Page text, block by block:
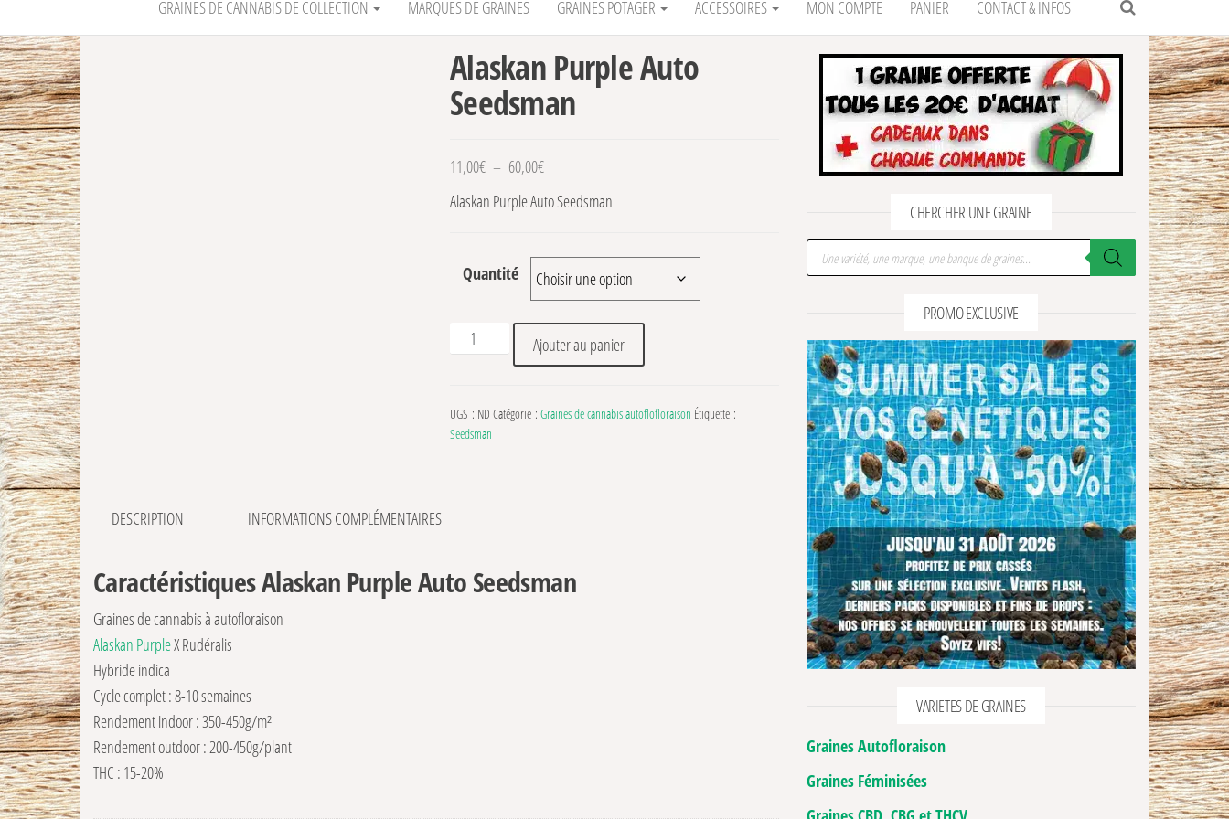
GRAINES DE CANNABIS DE COLLECTION MARQUES DE GRAINES GRAINES POTAGER ACCESSOIRES MON COMPTE PANIER CONTACT & INFOS
Alaskan Purple Auto
Seedsman
11,00€ – 60,00€Plage de prix : 11,00€ à 60,00€
Alaskan Purple Auto Seedsman
Quantité
quantité de Alaskan Purple Auto Seedsman
Ajouter au panier
UGS : ND Catégorie : Graines de cannabis autoflofloraison Étiquette :
Seedsman
DESCRIPTION INFORMATIONS COMPLÉMENTAIRES
Caractéristiques Alaskan Purple Auto Seedsman
Graines de cannabis à autofloraison
Alaskan PurpleX Rudéralis
Hybride indica
Cycle complet : 8-10 semaines
Rendement indoor : 350-450g/m²
Rendement outdoor : 200-450g/plant
THC : 15-20%
CHERCHER UNE GRAINE
Recherche de produits
PROMO EXCLUSIVE
VARIETES DE GRAINES
Graines Autofloraison
Graines Féminisées